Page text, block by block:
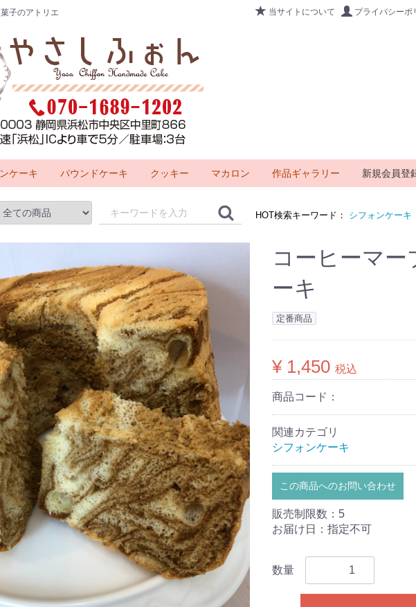
子のアトリエ 当サイトについて プライバシーポ
HOT検索キーワード： シフォンケーキ
ケーキ パウンドケーキ クッキー マカロン 作品ギャラリー 新規会員登
コーヒーマ
ーキ
定番商品
¥ 1,450 税込
商品コード：
関連カテゴリ
シフォンケーキ
この商品へのお問い合わせ
販売制限数：5
お届け日：指定不可
数量